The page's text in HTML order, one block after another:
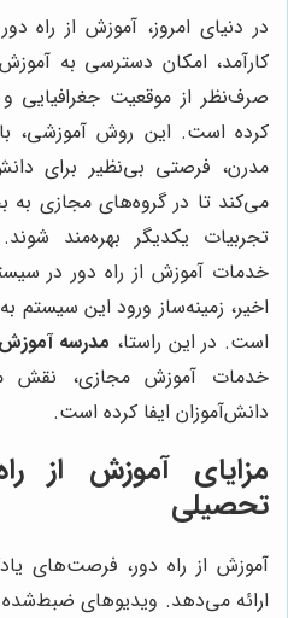
در دنیای امروز، آموزش از راه
کارآمد، امکان دسترسی به
صرف‌نظر از موقعیت جغرافیایی
کرده است. این روش آموزشی، با
مدرن، فرصتی بی‌نظیر برای
می‌کند تا در گروه‌های مجازی به
تجربیات یکدیگر بهره‌مند
خدمات آموزش از راه دور در
اخیر، زمینه‌ساز ورود این
است. در این راستا، مدرسه آموزش
خدمات آموزش مجازی، نقش
دانش‌آموزان ایفا کرده است.
مزایای آموزش از
تحصیلی
آموزش از راه دور، فرصت‌های
ارائه می‌دهد. ویدیوهای ضبط‌شده